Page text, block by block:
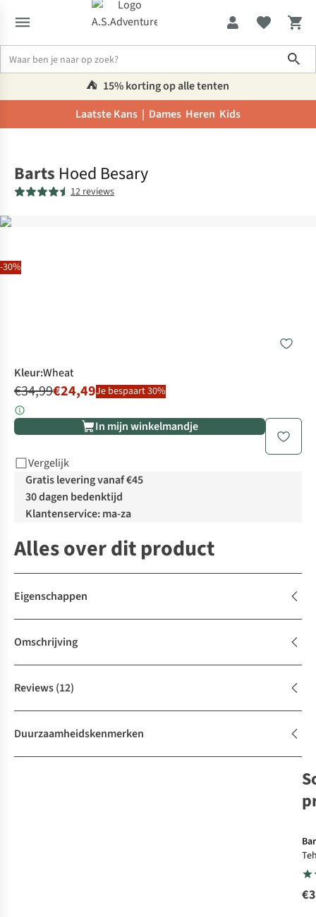
⛺️ 15% korting op alle tenten
Laatste Kans | Dames Heren Kids
-30%
Barts Hoed Besary
12 reviews
Kleur:Wheat
€34,99€24,49Je bespaart 30%
In mijn winkelmandje
Vergelijk
Gratis levering vanaf €45
30 dagen bedenktijd
Klantenservice: ma-za
Alles over dit product
Eigenschappen
Omschrijving
Reviews(12)
Duurzaamheidskenmerken